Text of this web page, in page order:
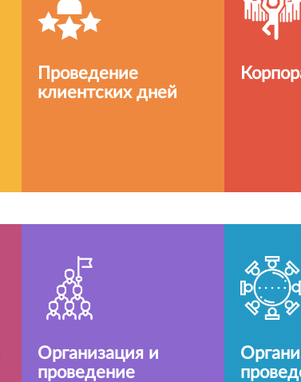
Проведение
клиентских дней
Организация и
проведение